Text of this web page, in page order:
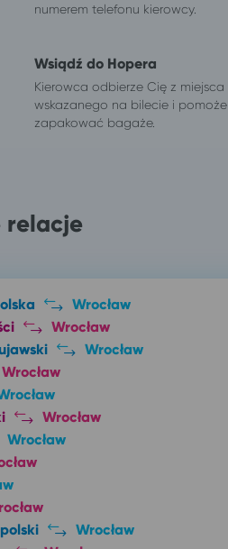
numerem telefonu kierowcy.
Wsiądź do Hopera
Kierowca odbierze Cię z miejsca
wskazanego na bilecie i pomoże
zapakować bagaże.
relacje
Wrocław
Wrocław
Wrocław
Wrocław
Wrocław
Wrocław
Wrocław